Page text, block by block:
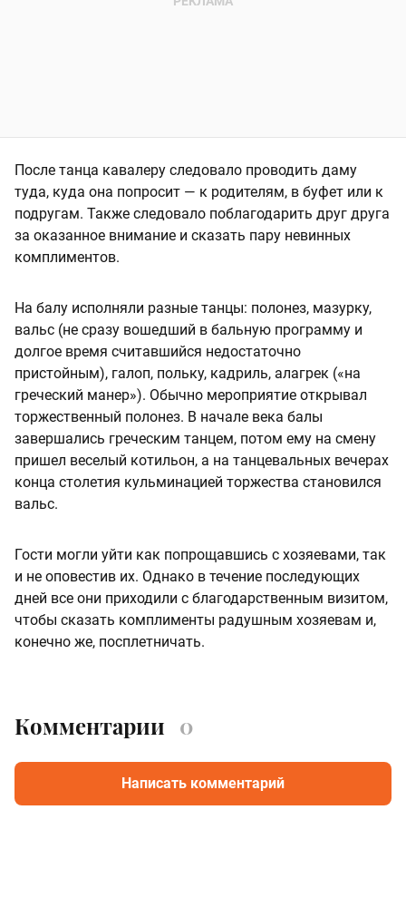
После танца кавалеру следовало проводить даму
туда, куда она попросит — к родителям, в буфет или к
подругам. Также следовало поблагодарить друг друга
за оказанное внимание и сказать пару невинных
комплиментов.
На балу исполняли разные танцы: полонез, мазурку,
вальс (не сразу вошедший в бальную программу и
долгое время считавшийся недостаточно
пристойным), галоп, польку, кадриль, алагрек («на
греческий манер»). Обычно мероприятие открывал
торжественный полонез. В начале века балы
завершались греческим танцем, потом ему на смену
пришел веселый котильон, а на танцевальных вечерах
конца столетия кульминацией торжества становился
вальс.
Гости могли уйти как попрощавшись с хозяевами, так
и не оповестив их. Однако в течение последующих
дней все они приходили с благодарственным визитом,
чтобы сказать комплименты радушным хозяевам и,
конечно же, посплетничать.
Комментарии 0
Написать комментарий